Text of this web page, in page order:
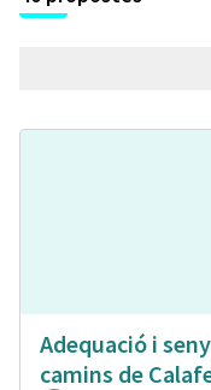
Adequació i
camins de